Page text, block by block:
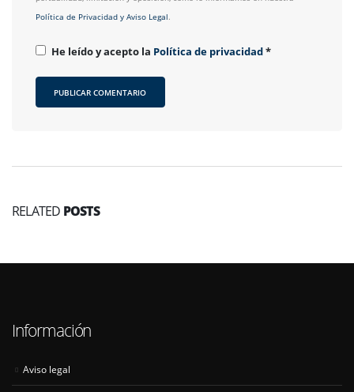
Política de Privacidad y Aviso Legal.
He leído y acepto la Política de privacidad*
RELATED POSTS
Información
Aviso legal